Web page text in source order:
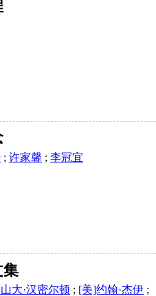
; 许家馨 ; 李冠宜
集
大·汉密尔顿 ; [美]约翰·杰伊 ;